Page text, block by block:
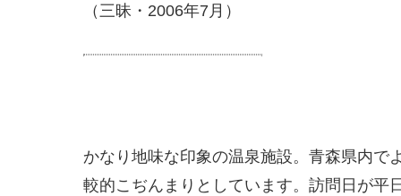
（三昧・2006年7月）
かなり地味な印象の温泉施設。青森県内で
較的こぢんまりとしています。訪問日が平